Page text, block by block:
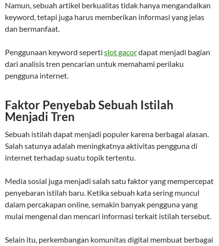
Namun, sebuah artikel berkualitas tidak hanya mengandalkan
keyword, tetapi juga harus memberikan informasi yang jelas
dan bermanfaat.
Penggunaan keyword seperti slot gacordapat menjadi bagian
dari analisis tren pencarian untuk memahami perilaku
pengguna internet.
Faktor Penyebab Sebuah Istilah
Menjadi Tren
Sebuah istilah dapat menjadi populer karena berbagai alasan.
Salah satunya adalah meningkatnya aktivitas pengguna di
internet terhadap suatu topik tertentu.
Media sosial juga menjadi salah satu faktor yang mempercepat
penyebaran istilah baru. Ketika sebuah kata sering muncul
dalam percakapan online, semakin banyak pengguna yang
mulai mengenal dan mencari informasi terkait istilah tersebut.
Selain itu, perkembangan komunitas digital membuat berbagai